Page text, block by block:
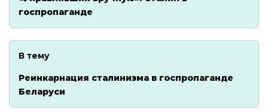
госпропаганде
В тему
Реинкарнация сталинизма в госпропаганде
Беларуси